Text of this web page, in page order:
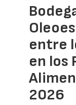
entre
en los
2026